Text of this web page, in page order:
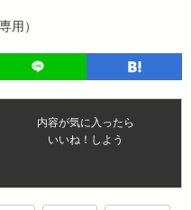
用）
内容が気に入ったら
いいね！しよう